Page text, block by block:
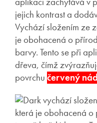
Vychází složením ze
je obohacená o
barvy. Tento se při
dřeva, čímž
povrchu červený